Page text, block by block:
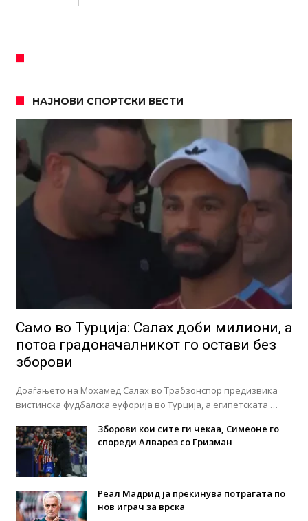
НАЈНОВИ СПОРТСКИ ВЕСТИ
Само во Турција: Салах доби милиони, а
потоа градоначалникот го остави без
зборови
Доаѓањето на Мохамед Салах во Трабзонспор предизвика
вистинска фудбалска еуфорија во Турција, а египетската …
Зборови кои сите ги чекаа, Симеоне го
спореди Алварез со Гризман
Реал Мадрид ја прекинува потрагата по
нов играч за врска